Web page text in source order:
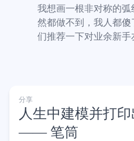
我想画一根非对称的
然都做不到，我人都
们推荐一下对业余新
分享
人生中建模并打
—— 笔筒